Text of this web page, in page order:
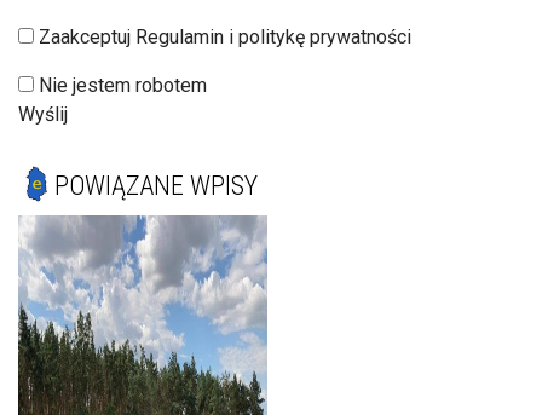
Zaakceptuj Regulamin i politykę prywatności
Nie jestem robotem
Wyślij
POWIĄZANE WPISY